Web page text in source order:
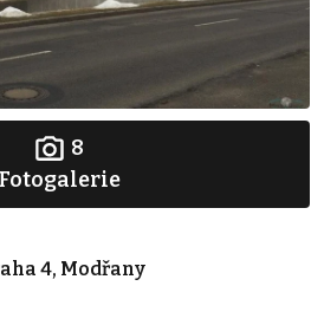
8
Fotogalerie
4, Modřany